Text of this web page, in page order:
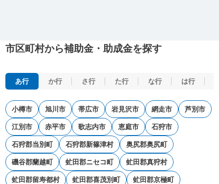
市区町村から補助金・助成金を探す
あ行 か行 さ行 た行 な行 は行
小樽市 旭川市 帯広市 岩見沢市 網走市 芦別市
江別市 赤平市 歌志内市 恵庭市 石狩市
石狩郡当別町 石狩郡新篠津村 奥尻郡奥尻町
磯谷郡蘭越町 虻田郡ニセコ町 虻田郡真狩村
虻田郡留寿都村 虻田郡喜茂別町 虻田郡京極町